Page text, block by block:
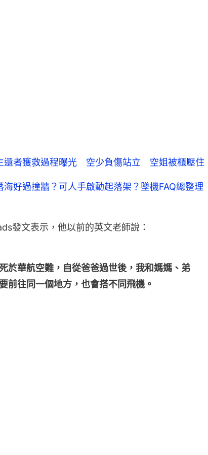
還者獲救過程曝光 空少負傷站立 空姐被櫃壓住
海好過撞牆？可人手啟動起落架？墜機FAQ總整理
發文表示，他以前的英文老師說：
於華航空難，自從爸爸過世後，我和媽媽、弟
前往同一個地方，也會搭不同飛機。